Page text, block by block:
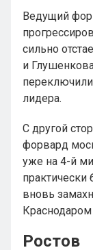
Ведущий
сильно
и
лидера.
С другой
форвард
уже на 4-й
вновь
Краснодаром
Ростов